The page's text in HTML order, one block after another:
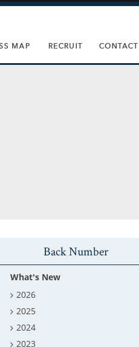
Back Number
What's New
2026
2025
2024
2023